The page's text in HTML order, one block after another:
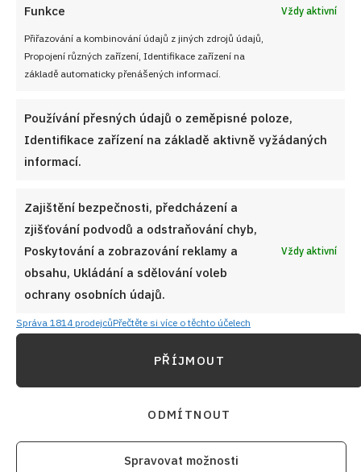
Funkce Vždy aktivní
Přiřazování a kombinování údajů z jiných zdrojů údajů,
Propojení různých zařízení, Identifikace zařízení na
základě automaticky přenášených informací.
Používání přesných údajů o zeměpisné poloze,
Identifikace zařízení na základě aktivně vyžádaných
informací.
Zajištění bezpečnosti, předcházení a
zjišťování podvodů a odstraňování chyb,
Poskytování a zobrazování reklamy a
obsahu, Ukládání a sdělování voleb
ochrany osobních údajů.
Vždy aktivní
Správa 1814 prodejcůPřečtěte si více o těchto účelech
PŘÍJMOUT
ODMÍTNOUT
Spravovat možnosti